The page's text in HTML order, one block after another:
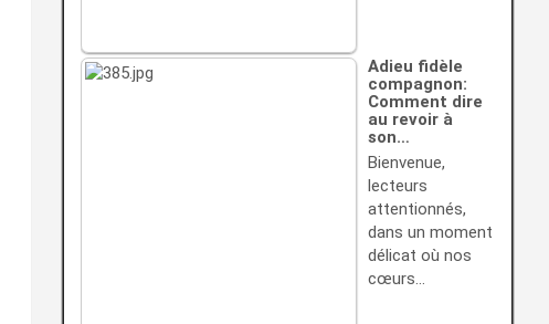
Adieu fidèle
compagnon:
Comment dire
au revoir à
son…
Bienvenue,
lecteurs
attentionnés,
dans un moment
délicat où nos
cœurs…